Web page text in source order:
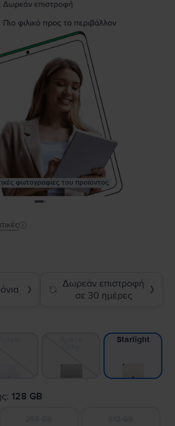
φωτογραφίες του προϊόντος
❯
Δωρεάν επιστροφή
σε 30 ημέρες
❯
Starlight
128 GB